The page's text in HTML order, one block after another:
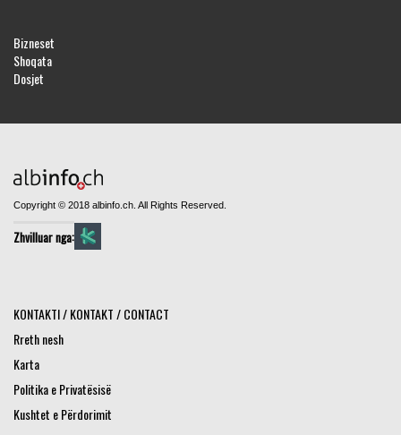
Bizneset
Shoqata
Dosjet
Copyright © 2018 albinfo.ch. All Rights Reserved.
Zhvilluar nga:
KONTAKTI / KONTAKT / CONTACT
Rreth nesh
Karta
Politika e Privatësisë
Kushtet e Përdorimit